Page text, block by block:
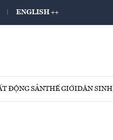
ENGLISH ++
ĐỘNG SẢNTHẾ GIỚIDÂN SINH